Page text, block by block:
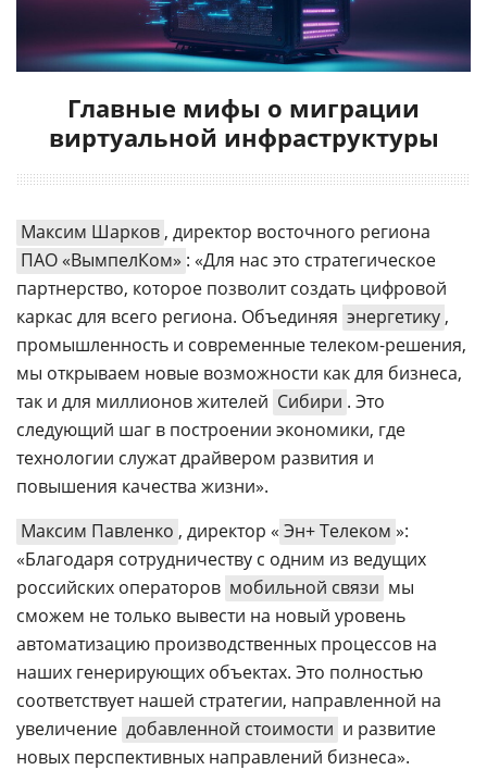
Главные мифы о миграции
виртуальной инфраструктуры
Максим Шарков , директор восточного региона
ПАО «ВымпелКом» : «Для нас это стратегическое
партнерство, которое позволит создать цифровой
каркас для всего региона. Объединяя энергетику ,
промышленность и современные телеком-решения,
мы открываем новые возможности как для бизнеса,
так и для миллионов жителей Сибири . Это
следующий шаг в построении экономики, где
технологии служат драйвером развития и
повышения качества жизни».
Максим Павленко , директор « Эн+ Телеком »:
«Благодаря сотрудничеству с одним из ведущих
российских операторов мобильной связи мы
сможем не только вывести на новый уровень
автоматизацию производственных процессов на
наших генерирующих объектах. Это полностью
соответствует нашей стратегии, направленной на
увеличение добавленной стоимости и развитие
новых перспективных направлений бизнеса».